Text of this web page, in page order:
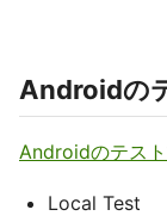
Androidの
Androidのテスト
Local Test